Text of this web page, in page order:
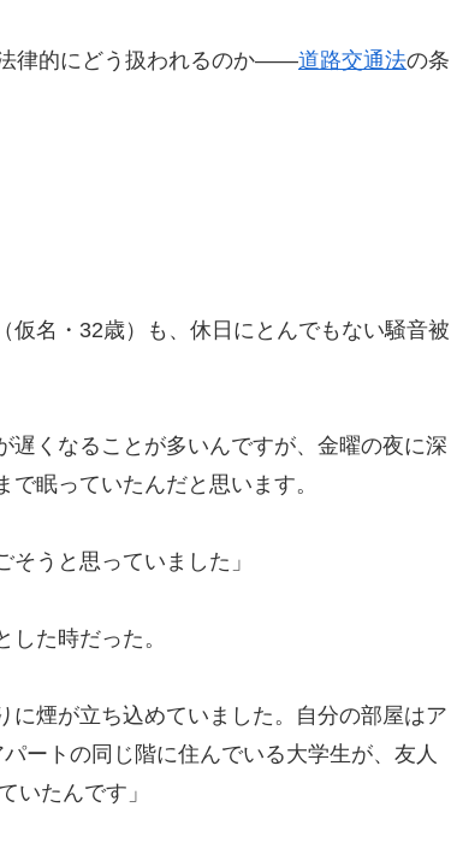
律的にどう扱われるのか――道路交通法の条
名・32歳）も、休日にとんでもない騒音被
遅くなることが多いんですが、金曜の夜に深
眠っていたんだと思います。
うと思っていました」
た時だった。
に煙が立ち込めていました。自分の部屋はア
ートの同じ階に住んでいる大学生が、友人
いたんです」